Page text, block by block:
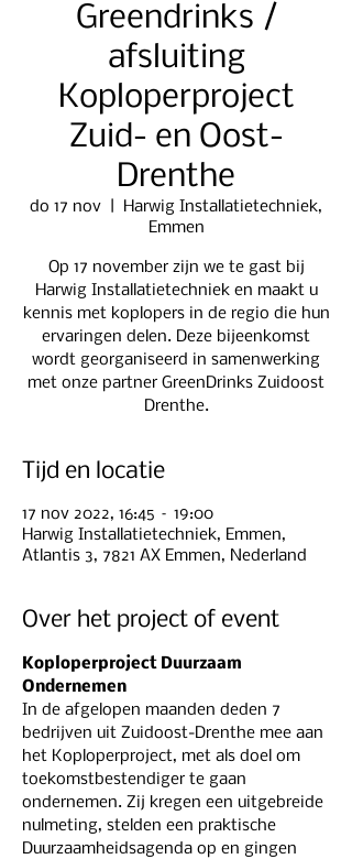
Greendrinks /
afsluiting
Koploperproject
Zuid- en Oost-
Drenthe
do 17 nov
Harwig Installatietechniek,
Emmen
Op 17 november zijn we te gast bij
Harwig Installatietechniek en maakt u
kennis met koplopers in de regio die hun
ervaringen delen. Deze bijeenkomst
wordt georganiseerd in samenwerking
met onze partner GreenDrinks Zuidoost
Drenthe.
Tijd en locatie
17 nov 2022, 16:45 – 19:00
Harwig Installatietechniek, Emmen,
Atlantis 3, 7821 AX Emmen, Nederland
Over het project of event
Koploperproject Duurzaam
Ondernemen
In de afgelopen maanden deden 7
bedrijven uit Zuidoost-Drenthe mee aan
het Koploperproject, met als doel om
toekomstbestendiger te gaan
ondernemen. Zij kregen een uitgebreide
nulmeting, stelden een praktische
Duurzaamheidsagenda op en gingen